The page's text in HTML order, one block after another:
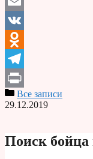
Email
VK
Odnoklassniki
Telegram
PrintВсе записи
29.12.2019
Поиск